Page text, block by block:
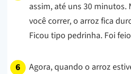
assim, até uns 30 minutos.
você correr, o arroz fica
Ficou tipo pedrinha. Foi
Agora, quando o arroz